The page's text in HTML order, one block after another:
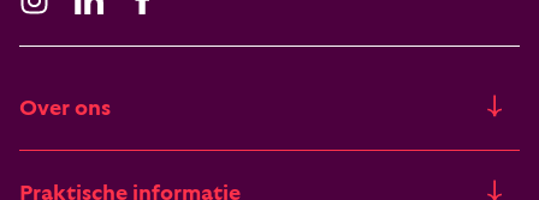
Over ons
Praktische informatie